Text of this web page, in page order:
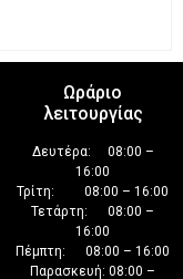
Ωράριο
λειτουργίας
Δευτέρα: 08:00 –
16:00
Τρίτη: 08:00 – 16:00
Τετάρτη: 08:00 –
16:00
Πέμπτη: 08:00 – 16:00
Παρασκευή: 08:00 –